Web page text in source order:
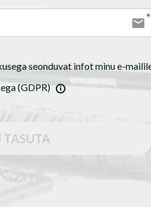
seonduvat infot minu e-
(GDPR)
TASUTA